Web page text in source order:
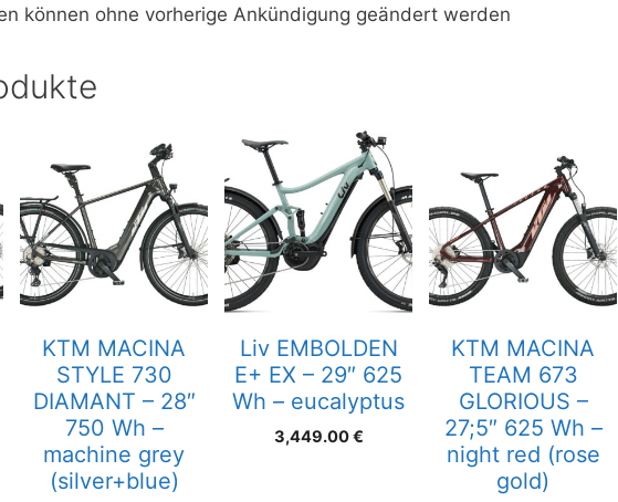
können ohne vorherige Ankündigung geändert werden
KTM MACINA
STYLE 730
DIAMANT – 28″
750 Wh –
machine grey
(silver+blue)
Liv EMBOLDEN
E+ EX – 29″ 625
Wh – eucalyptus
3,449.00€
KTM MACINA
TEAM 673
GLORIOUS –
27;5″ 625 Wh –
night red (rose
gold)